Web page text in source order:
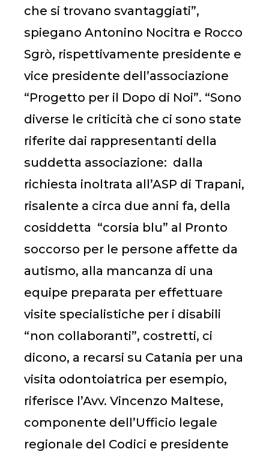
che si trovano svantaggiati”,
spiegano Antonino Nocitra e Rocco
Sgrò, rispettivamente presidente e
vice presidente dell’associazione
“Progetto per il Dopo di Noi”. “Sono
diverse le criticità che ci sono state
riferite dai rappresentanti della
suddetta associazione: dalla
richiesta inoltrata all’ASP di Trapani,
risalente a circa due anni fa, della
cosiddetta “corsia blu” al Pronto
soccorso per le persone affette da
autismo, alla mancanza di una
equipe preparata per effettuare
visite specialistiche per i disabili
“non collaboranti”, costretti, ci
dicono, a recarsi su Catania per una
visita odontoiatrica per esempio,
riferisce l’Avv. Vincenzo Maltese,
componente dell’Ufficio legale
regionale del Codici e presidente